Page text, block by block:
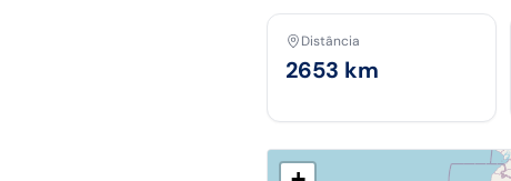
Distância
2653 km